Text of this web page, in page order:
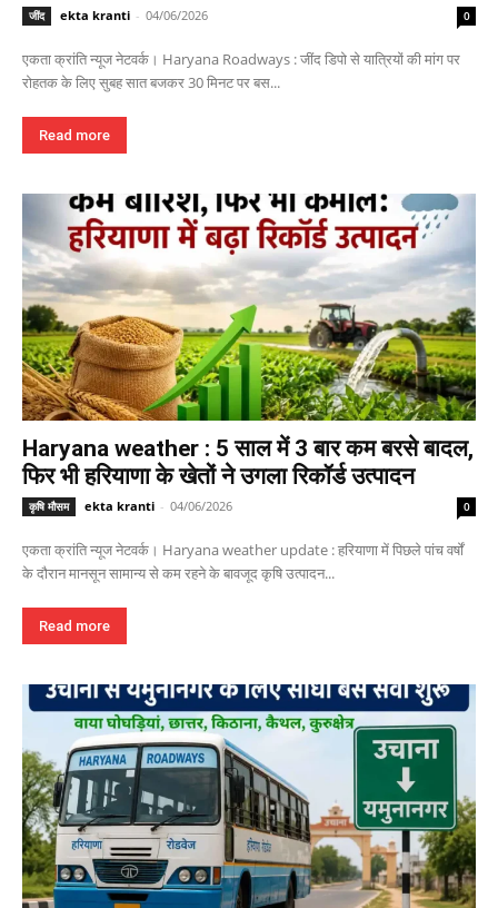
जींद ekta kranti - 04/06/2026 0
एकता क्रांति न्यूज नेटवर्क। Haryana Roadways : जींद डिपो से यात्रियों की मांग पर
रोहतक के लिए सुबह सात बजकर 30 मिनट पर बस...
Read more
Haryana weather : 5 साल में 3 बार कम बरसे बादल,
फिर भी हरियाणा के खेतों ने उगला रिकॉर्ड उत्पादन
कृषि मौसम ekta kranti - 04/06/2026 0
एकता क्रांति न्यूज नेटवर्क। Haryana weather update : हरियाणा में पिछले पांच वर्षों
के दौरान मानसून सामान्य से कम रहने के बावजूद कृषि उत्पादन...
Read more